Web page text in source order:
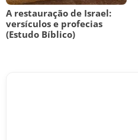
A restauração de Israel:
versículos e profecias
(Estudo Bíblico)